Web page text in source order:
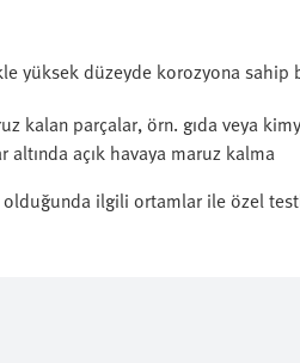
yüksek düzeyde korozyona sahip
kalan parçalar, örn. gıda veya
altında açık havaya maruz kalma
ilgili ortamlar ile özel